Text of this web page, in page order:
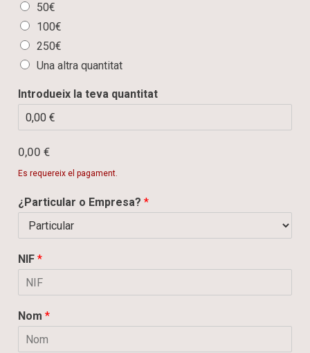
e
m
e
t
m
i
l
s
50€
100€
250€
Una altra quantitat
Introdueix la teva quantitat
T
t
l
0,00 €
Es requereix el pagament.
¿Particular o Empresa? *
NIF *
Nom *